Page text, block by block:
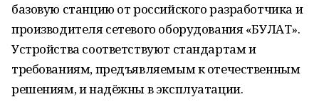
базовую станцию от российского разработчика и
производителя сетевого оборудования «БУЛАТ».
Устройства соответствуют стандартам и
требованиям, предъявляемым к отечественным
решениям, и надёжны в эксплуатации.